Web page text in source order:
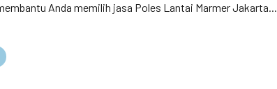
Anda memilih jasa Poles Lantai Marmer Jakarta...